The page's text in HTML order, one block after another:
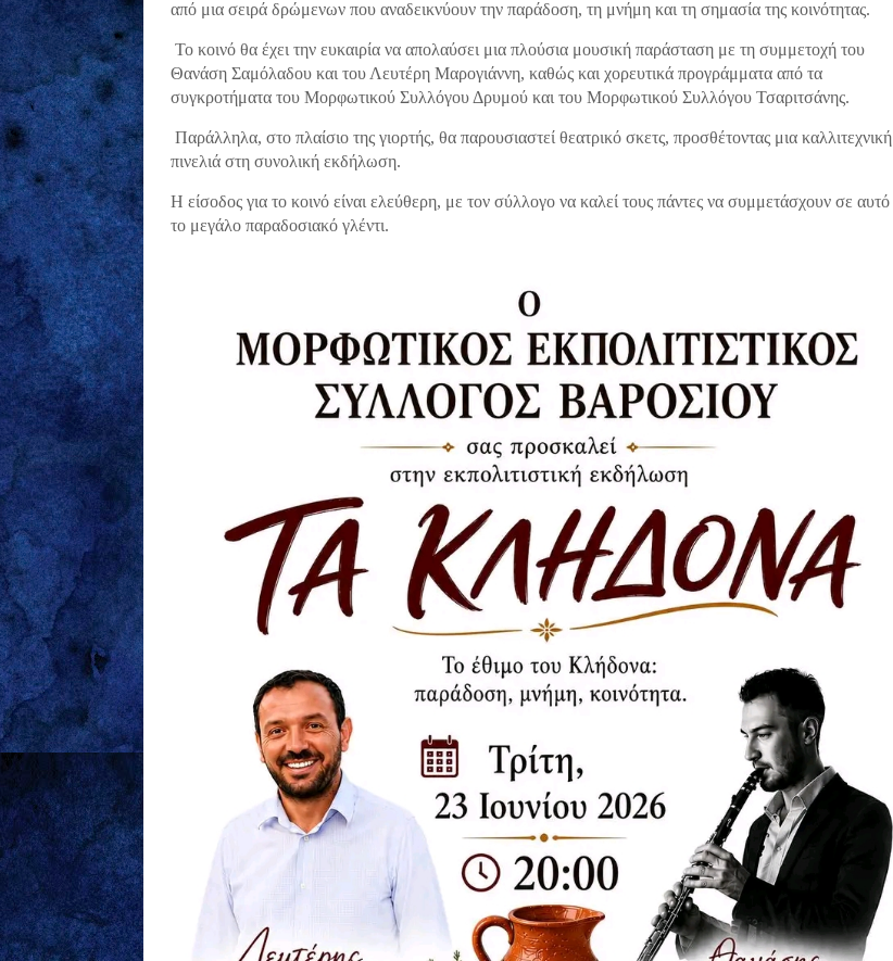
από μια σειρά δρώμενων που αναδεικνύουν την παράδοση, τη μνήμη και τη σημασία της κοινότητας.
Το κοινό θα έχει την ευκαιρία να απολαύσει μια πλούσια μουσική παράσταση με τη συμμετοχή του
Θανάση Σαμόλαδου και του Λευτέρη Μαρογιάννη, καθώς και χορευτικά προγράμματα από τα
συγκροτήματα του Μορφωτικού Συλλόγου Δρυμού και του Μορφωτικού Συλλόγου Τσαριτσάνης.
Παράλληλα, στο πλαίσιο της γιορτής, θα παρουσιαστεί θεατρικό σκετς, προσθέτοντας μια καλλιτεχνική
πινελιά στη συνολική εκδήλωση.
Η είσοδος για το κοινό είναι ελεύθερη, με τον σύλλογο να καλεί τους πάντες να συμμετάσχουν σε αυτό
το μεγάλο παραδοσιακό γλέντι.